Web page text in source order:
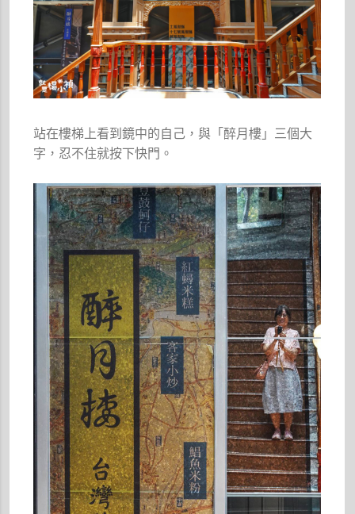
站在樓梯上看到鏡中的自己，與「醉月樓」三個大
字，忍不住就按下快門。